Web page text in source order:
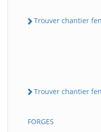
Trouver chantier
Trouver chantier
FORGES